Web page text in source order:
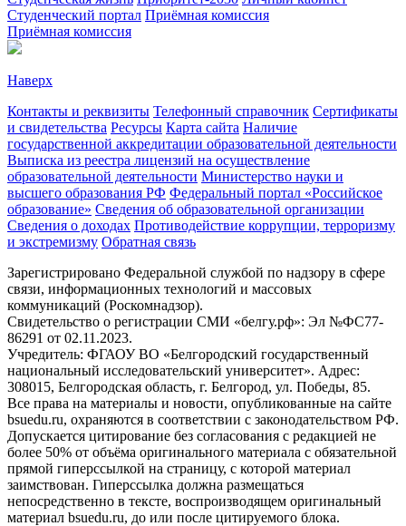
Студенческий портал Приёмная комиссия
Приёмная комиссия
Наверх
Контакты и реквизиты Телефонный справочник Сертификаты
и свидетельства Ресурсы Карта сайта Наличие
государственной аккредитации образовательной деятельности
Выписка из реестра лицензий на осуществление
образовательной деятельности Министерствo науки и
высшего образования РФ Федеральный портал «Российское
образование» Сведения об образовательной организации
Сведения о доходах Противодействие коррупции, терроризму
и экстремизму Обратная связь
Зарегистрировано Федеральной службой по надзору в сфере
связи, информационных технологий и массовых
коммуникаций (Роскомнадзор).
Свидетельство о регистрации СМИ «белгу.рф»: Эл №ФС77-
86291 от 02.11.2023.
Учредитель: ФГАОУ ВО «Белгородский государственный
национальный исследовательский университет». Адрес:
308015, Белгородская область, г. Белгород, ул. Победы, 85.
Все права на материалы и новости, опубликованные на сайте
bsuedu.ru, охраняются в соответствии с законодательством РФ.
Допускается цитирование без согласования с редакцией не
более 50% от объёма оригинального материала с обязательной
прямой гиперссылкой на страницу, с которой материал
заимствован. Гиперссылка должна размещаться
непосредственно в тексте, воспроизводящем оригинальный
материал bsuedu.ru, до или после цитируемого блока.